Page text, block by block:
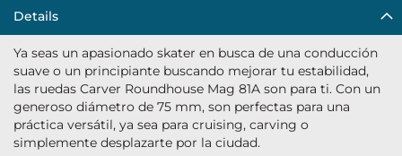
Details
Ya seas un apasionado skater en busca de una conducción
suave o un principiante buscando mejorar tu estabilidad,
las ruedas Carver Roundhouse Mag 81A son para ti. Con un
generoso diámetro de 75 mm, son perfectas para una
práctica versátil, ya sea para cruising, carving o
simplemente desplazarte por la ciudad.